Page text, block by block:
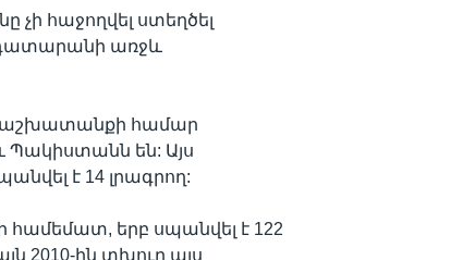
չի հաջողվել ստեղծել
դատարանի առջև
աշխատանքի համար
Պակիստանն են: Այս
է 14 լրագրող:
համեմատ, երբ սպանվել է 122
2010-ին տխուր այս